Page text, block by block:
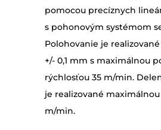
pomocou precíznych
s pohonovým systémom
Polohovanie je
+/- 0,1 mm s maximálnou
rýchlosťou 35 m/min.
je realizované maximálnou
m/min.